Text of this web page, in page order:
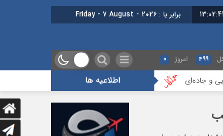
برابر با : Friday - 7 August - 2026
499 امروز 0
اطلاعیه ها
بیستمین جلسه بخش فورواردری در انجمن ایران برگزار شد